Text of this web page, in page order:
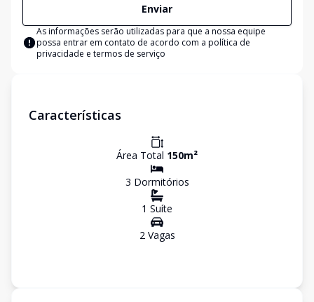
Enviar
As informações serão utilizadas para que a nossa equipe
possa entrar em contato de acordo com a política de
privacidade e termos de serviço
Características
Área Total 150m²
3 Dormitórios
1 Suíte
2Vagas